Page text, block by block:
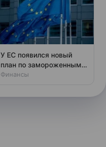
У ЕС появился новый
план по замороженным
активам России
Финансы